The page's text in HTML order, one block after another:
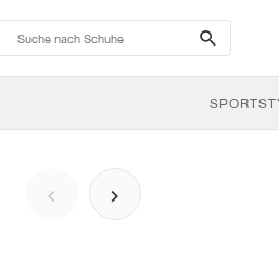
search-
btn